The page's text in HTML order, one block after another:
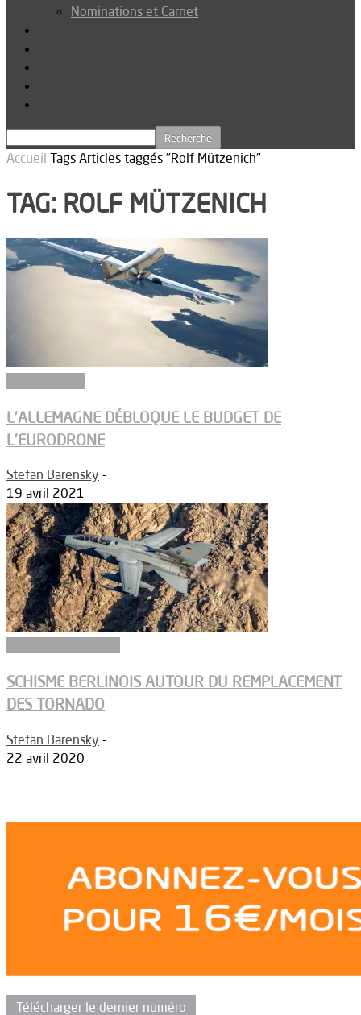
Nominations et Carnet
Accueil Tags Articles taggés "Rolf Mützenich"
TAG: ROLF MÜTZENICH
L’ALLEMAGNE DÉBLOQUE LE BUDGET DE
L’EURODRONE
Stefan Barensky -
19 avril 2021
SCHISME BERLINOIS AUTOUR DU REMPLACEMENT
DES TORNADO
Stefan Barensky -
22 avril 2020
Télécharger le dernier numéro